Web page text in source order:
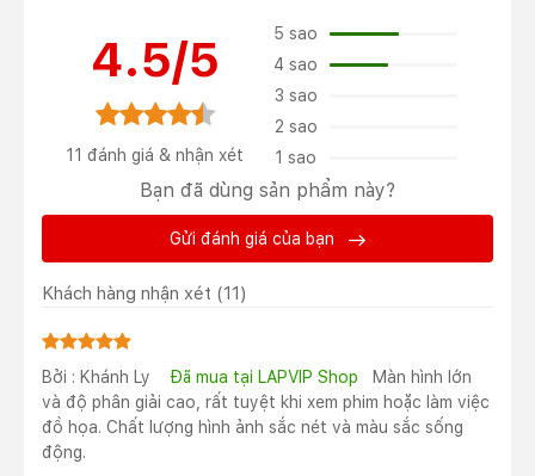
Sở hữu thiết kế vô cùng sang trọng với chất liệu từ
nhôm nguyên khối, mang đến cảm giác chắc chắn
nhưng vẫn vô cùng mỏng nhẹ với trọng lượng chỉ
1,29kg - 1,54kg giúp người dùng dễ dàng mang theo
bên mình mọi lúc,mọi nơi.
13.5 inch và 15 inch
Ở dòngSurface Laptop 5, Microsoft có 2 phiên bản
màn hình 13.5 inch, độ phân giải2256 x 1504pixels và
phiên bản 15 inchcó độ phân giải 2496 x 1664 pixels
Đồng thời sử dụng cấu hình màu
4.5/5
11 đánh giá & nhận xét
5 sao
4 sao
3 sao
2 sao
1 sao
Bạn đã dùng sản phẩm này?
Gửi đánh giá của bạn
Khách hàng nhận xét (11)
Bởi : Khánh Ly Đã mua tại LAPVIP Shop
Màn hình lớn
và độ phân giải cao, rất tuyệt khi xem phim hoặc làm việc
đồ họa. Chất lượng hình ảnh sắc nét và màu sắc sống
động.